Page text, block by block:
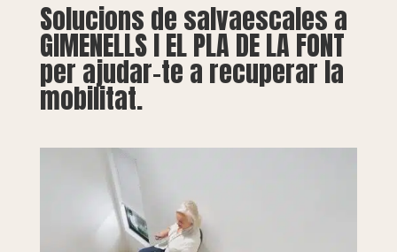
Solucions de salvaescales a
GIMENELLS I EL PLA DE LA FONT
per ajudar-te a recuperar la
mobilitat.